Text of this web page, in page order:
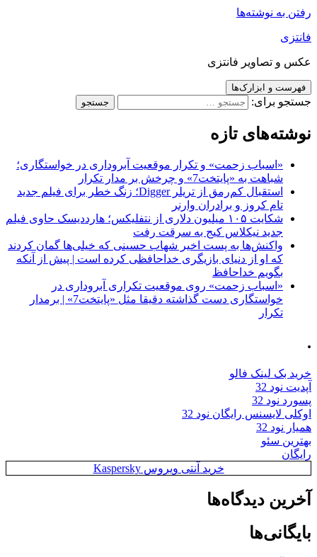
رفتن به نوشته‌ها
فانتزی
عکس و تصاویر فانتزی
فهرست و ابزارک‌ها
جستجو برای:
نوشته‌های تازه
«اسباب زحمت» و تکرار موقعیت آبروداری در خواستگاری؛
شباهت به «پایتخت7» و چرخش بر مدار تکرار
استقبال کم‌رمق از تریلر Digger؛ زنگ خطر برای فیلم جدید
تام کروز و برادران وارنر
شکایت ۱۰۵ میلیون دلاری از نتفلیکس؛ هارددیسک حاوی فیلم
جدید نیکلاس کیج به سرقت رفت
واکنش‌ها به پست اخیر شهاب حسینی که خیلی‌ها گمان کردند
که او از دنیای بازیگری خداحافظی کرده است | پیش از آنکه
بگویم خداحافظ
«اسباب زحمت» روی موقعیت تکراری آبروداری در
خواستگاری دست گذاشته دقیقا مثل «پایتخت7» | برمدار
تکرار
.
خرید بک لینک فالو
آپدیت نود 32
پسورد نود 32
اوکلی لایسنس رایگان نود 32
همیار نود 32
بهترین سئو
رایگان
خرید آنتی ویروس Kaspersky
آخرین دیدگاه‌ها
بایگانی‌ها